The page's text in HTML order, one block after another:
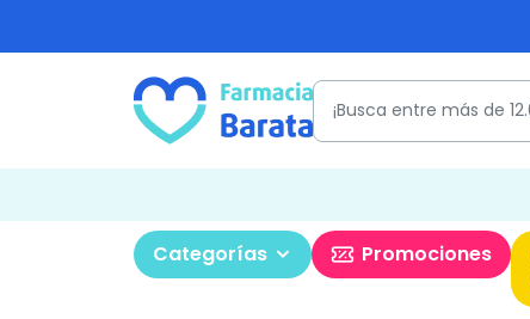
Categorías Promociones